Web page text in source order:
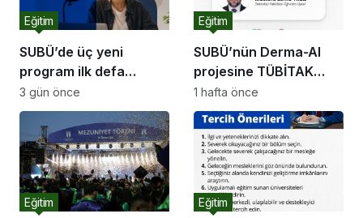
SUBÜ’de üç yeni
program ilk defa
öğrenci alacak
Eğitim
3 gün önce
SUBÜ’nün Derma-AI
projesine TÜBİTAK
desteği
Eğitim
1 hafta önce
Eğitim Eğitim